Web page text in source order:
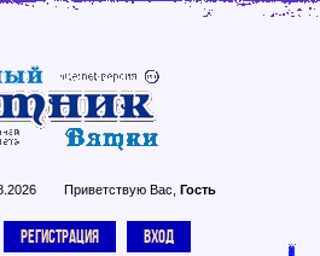
Приветствую Вас Гость
РЕГИСТРАЦИЯ ВХОД